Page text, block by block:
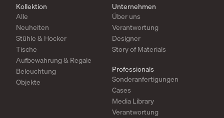
Kollektion
Alle
Neuheiten
Stühle & Hocker
Tische
Aufbewahrung & Regale
Beleuchtung
Objekte
Unternehmen
Über uns
Verantwortung
Designer
Story of Materials
Professionals
Sonderanfertigungen
Cases
Media Library
Verantwortung